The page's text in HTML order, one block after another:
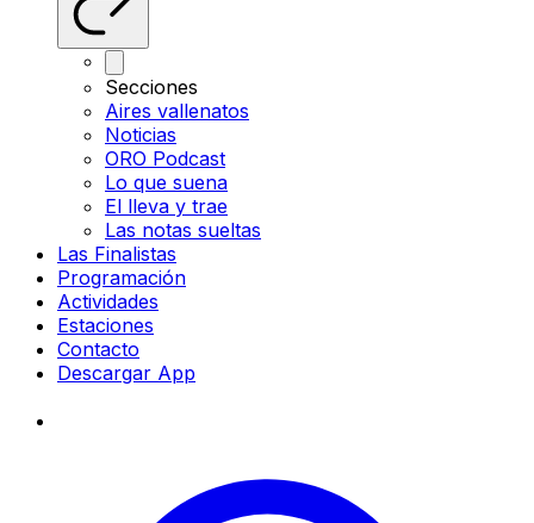
Secciones
Aires vallenatos
Noticias
ORO Podcast
Lo que suena
El lleva y trae
Las notas sueltas
Las Finalistas
Programación
Actividades
Estaciones
Contacto
Descargar App